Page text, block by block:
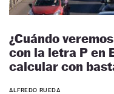
¿Cuándo
con la letra P en
calcular con
ALFREDO RUEDA